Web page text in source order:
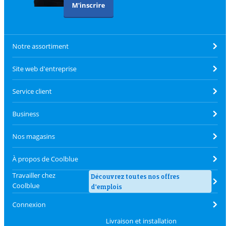
M'inscrire
Notre assortiment
Site web d'entreprise
Service client
Business
Nos magasins
À propos de Coolblue
Travailler chez
Coolblue
Découvrez toutes nos offres
d'emplois
Connexion
Livraison et installation